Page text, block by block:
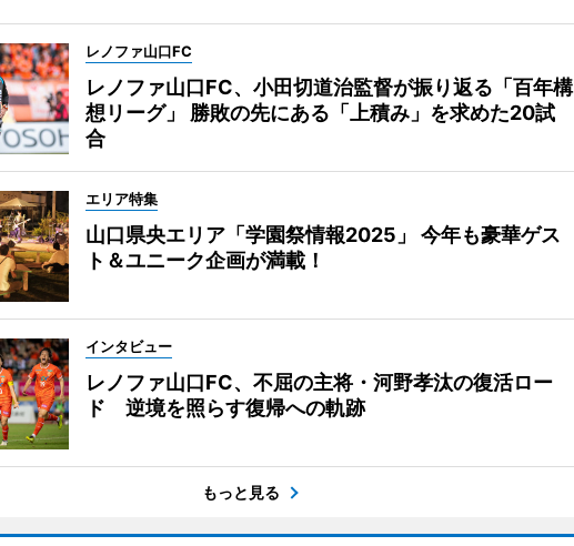
レノファ山口FC
レノファ山口FC、小田切道治監督が振り返る「百年構
想リーグ」 勝敗の先にある「上積み」を求めた20試
合
エリア特集
山口県央エリア「学園祭情報2025」 今年も豪華ゲス
ト＆ユニーク企画が満載！
インタビュー
レノファ山口FC、不屈の主将・河野孝汰の復活ロー
ド 逆境を照らす復帰への軌跡
もっと見る